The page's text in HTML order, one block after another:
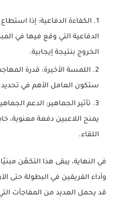
الكفاءة الدفاعية: إذا استطاع
الدفاعية التي وقع فيها في
الخروج بنتيجة إيجابية.
اللمسة الأخيرة: قدرة
ستكون العامل الأهم في تحديد
تأثير الجماهير: الدعم
يمنح اللاعبين دفعة معنوية،
اللقاء.
في النهاية، يبقى هذا التكهّن
وأداء الفريقين في البطولة حتى
قد يحمل العديد من المفاجآت